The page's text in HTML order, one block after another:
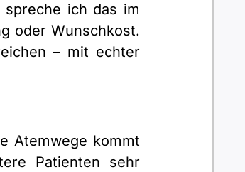
ich das im
oder Wunschkost.
– mit echter
Atemwege kommt
Patienten sehr